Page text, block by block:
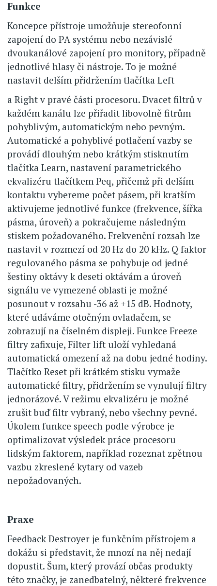
Funkce
Koncepce přístroje umožňuje stereofonní
zapojení do PA systému nebo nezávislé
dvoukanálové zapojení pro monitory, případně
jednotlivé hlasy či nástroje. To je možné
nastavit delším přidržením tlačítka Left
a Right v pravé části procesoru. Dvacet filtrů v
každém kanálu lze přiřadit libovolně fitrům
pohyblivým, automatickým nebo pevným.
Automatické a pohyblivé potlačení vazby se
provádí dlouhým nebo krátkým stisknutím
tlačítka Learn, nastavení parametrického
ekvalizéru tlačítkem Peq, přičemž při delším
kontaktu vybereme počet pásem, při kratším
aktivujeme jednotlivé funkce (frekvence, šířka
pásma, úroveň) a pokračujeme následným
stiskem požadovaného. Frekvenční rozsah lze
nastavit v rozmezí od 20 Hz do 20 kHz. Q faktor
regulovaného pásma se pohybuje od jedné
šestiny oktávy k deseti oktávám a úroveň
signálu ve vymezené oblasti je možné
posunout v rozsahu -36 až +15 dB. Hodnoty,
které udáváme otočným ovladačem, se
zobrazují na číselném displeji. Funkce Freeze
filtry zafixuje, Filter lift uloží vyhledaná
automatická omezení až na dobu jedné hodiny.
Tlačítko Reset při krátkém stisku vymaže
automatické filtry, přidržením se vynulují filtry
jednorázové. V režimu ekvalizéru je možné
zrušit buď filtr vybraný, nebo všechny pevné.
Úkolem funkce speech podle výrobce je
optimalizovat výsledek práce procesoru
lidským faktorem, například rozeznat zpětnou
vazbu zkreslené kytary od vazeb
nepožadovaných.
Praxe
Feedback Destroyer je funkčním přístrojem a
dokážu si představit, že mnozí na něj nedají
dopustit. Šum, který provází občas produkty
této značky, je zanedbatelný, některé frekvence